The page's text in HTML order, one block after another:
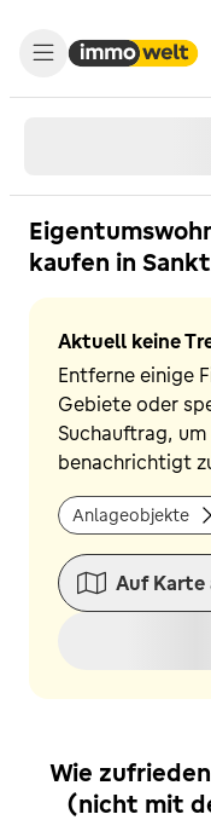
kaufen in
Aktuell keine
Entferne einige
Gebiete oder
Suchauftrag,
benachrichtigt
Anlageobjekte
Auf Karte
Wie
(nicht mit